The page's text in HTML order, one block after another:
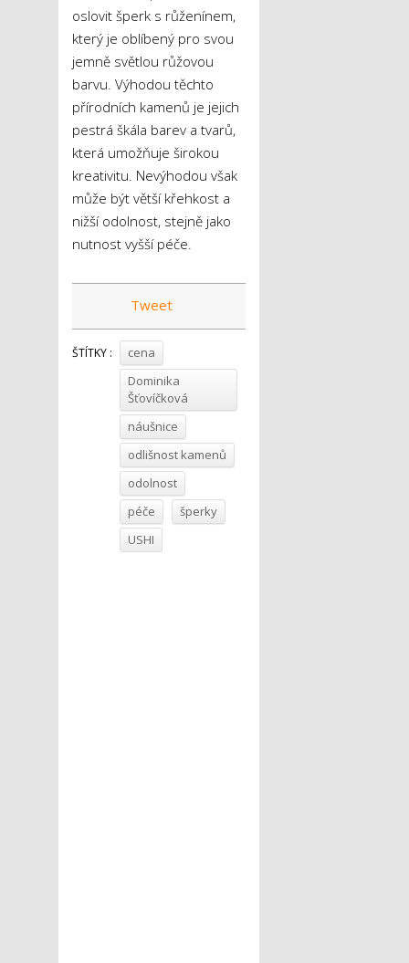
oslovit šperk s růženínem,
který je oblíbený pro svou
jemně světlou růžovou
barvu. Výhodou těchto
přírodních kamenů je jejich
pestrá škála barev a tvarů,
která umožňuje širokou
kreativitu. Nevýhodou však
může být větší křehkost a
nižší odolnost, stejně jako
nutnost vyšší péče.
Tweet
ŠTÍTKY :
cena
Dominika
Šťovíčková
náušnice
odlišnost kamenů
odolnost
péče
šperky
USHI